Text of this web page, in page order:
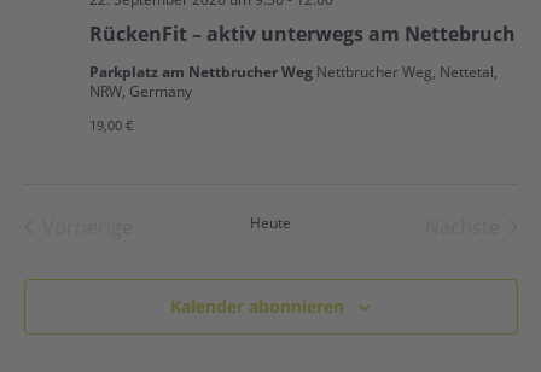
RückenFit – aktiv unterwegs am Nettebruch
Parkplatz am Nettbrucher Weg Nettbrucher Weg, Nettetal,
NRW, Germany
19,00 €
Heute
Kalender abonnieren